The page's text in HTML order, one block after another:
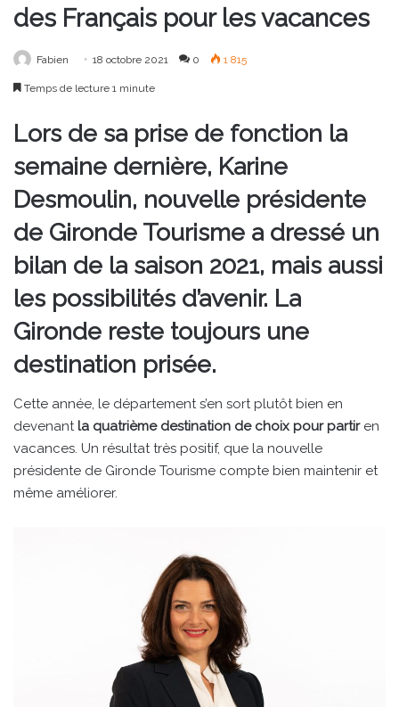
des Français pour les vacances
Fabien 18 octobre 2021 0 1 815
Temps de lecture 1 minute
Lors de sa prise de fonction la
semaine dernière, Karine
Desmoulin, nouvelle présidente
de Gironde Tourisme a dressé un
bilan de la saison 2021, mais aussi
les possibilités d’avenir. La
Gironde reste toujours une
destination prisée.
Cette année, le département s’en sort plutôt bien en
devenant la quatrième destination de choix pour partiren
vacances. Un résultat très positif, que la nouvelle
présidente de Gironde Tourisme compte bien maintenir et
même améliorer.